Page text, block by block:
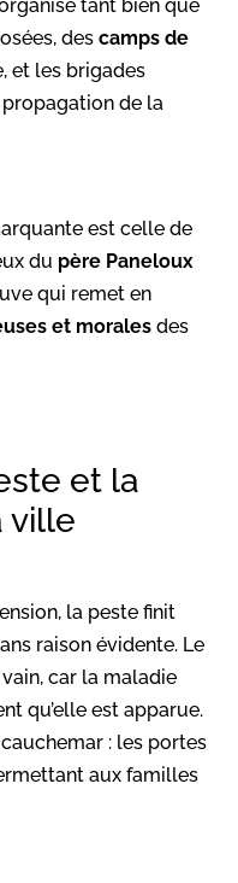
tant bien que
des camps de
et les brigades
de la
est celle de
du père Paneloux
qui remet en
et morales des
et la
ville
la peste finit
raison évidente. Le
car la maladie
qu’elle est apparue.
: les portes
aux familles